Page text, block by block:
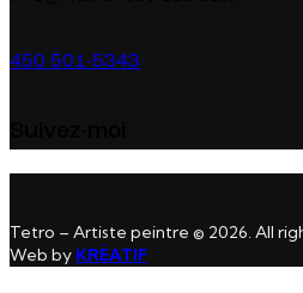
450 501-5343
Tetro – Artiste peintre © 2026. All
Web by KRÉATIF